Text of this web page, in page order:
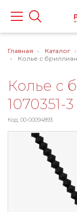
Главная Каталог
Колье с
Колье с
1070351-
Код: 00-00094893